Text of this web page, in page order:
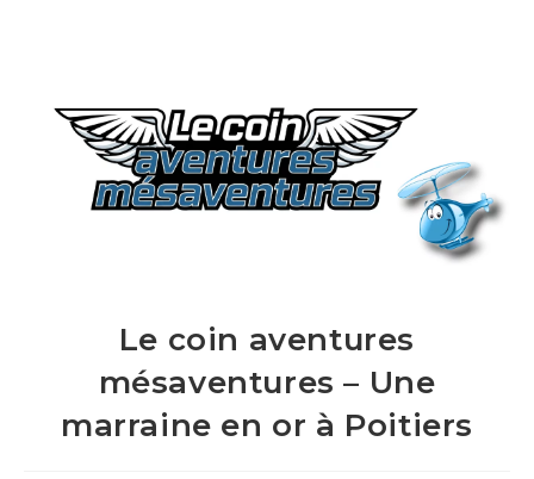
Le coin aventures
mésaventures – Une
marraine en or à Poitiers